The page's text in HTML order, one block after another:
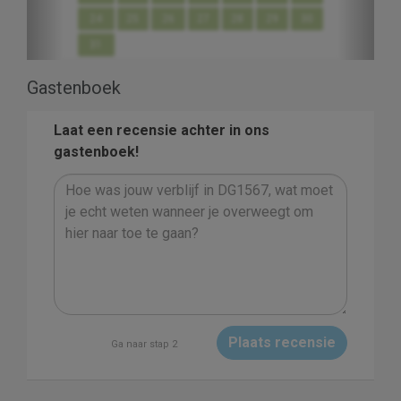
Gastenboek
Laat een recensie achter in ons
gastenboek!
Ga naar stap 2 Plaats recensie